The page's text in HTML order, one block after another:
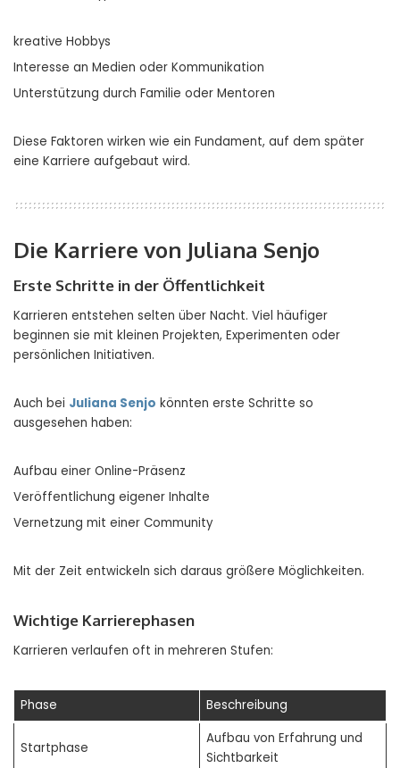
kreative Hobbys
Interesse an Medien oder Kommunikation
Unterstützung durch Familie oder Mentoren
Diese Faktoren wirken wie ein Fundament, auf dem später
eine Karriere aufgebaut wird.
Die Karriere von Juliana Senjo
Erste Schritte in der Öffentlichkeit
Karrieren entstehen selten über Nacht. Viel häufiger
beginnen sie mit kleinen Projekten, Experimenten oder
persönlichen Initiativen.
Auch bei Juliana Senjo könnten erste Schritte so
ausgesehen haben:
Aufbau einer Online-Präsenz
Veröffentlichung eigener Inhalte
Vernetzung mit einer Community
Mit der Zeit entwickeln sich daraus größere Möglichkeiten.
Wichtige Karrierephasen
Karrieren verlaufen oft in mehreren Stufen:
Phase Beschreibung
Startphase
Aufbau von Erfahrung und
Sichtbarkeit